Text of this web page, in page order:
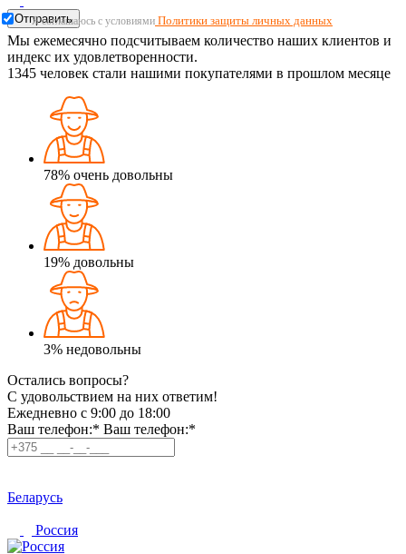
Отправить
Я соглашаюсь с условиями Политики защиты личных данных
Мы ежемесячно подсчитываем количество наших клиентов и
индекс их удовлетворенности.
1345 человек стали нашими покупателями в прошлом месяце
78% очень довольны
19% довольны
3% недовольны
Остались вопросы?
C удовольствием на них ответим!
Ежедневно с 9:00 до 18:00
Ваш телефон:* Ваш телефон:*
Беларусь
Россия